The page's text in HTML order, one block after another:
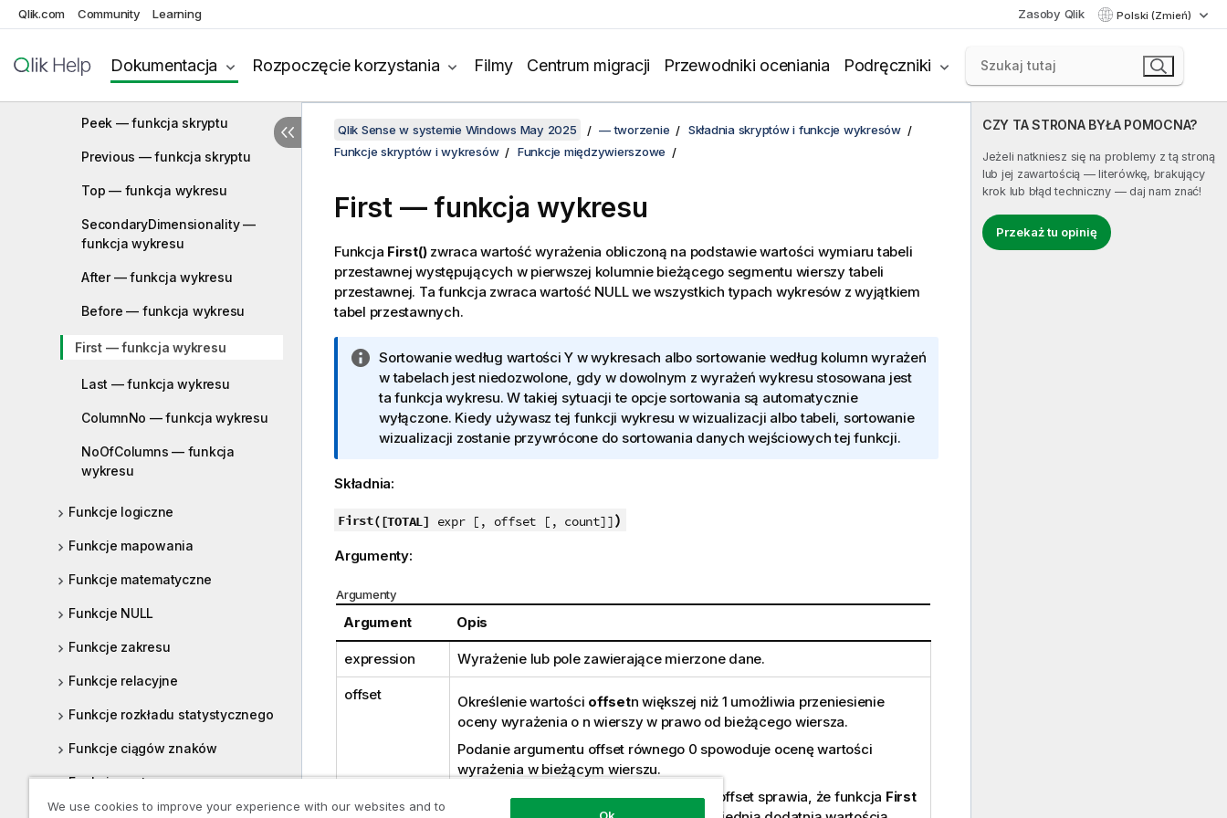
Qlik.com Community Learning Zasoby Qlik Polski (Zmień)
Dokumentacja Rozpoczęcie korzystania Filmy Centrum migracji Przewodniki oceniania Podręczniki
skryptu i funkcja wykresu
Peek — funkcja skryptu
Previous — funkcja skryptu
Top — funkcja wykresu
SecondaryDimensionality —
funkcja wykresu
After — funkcja wykresu
Before — funkcja wykresu
First — funkcja wykresu
Last — funkcja wykresu
ColumnNo — funkcja wykresu
NoOfColumns — funkcja
wykresu
Funkcje logiczne
Funkcje mapowania
Funkcje matematyczne
Funkcje NULL
Funkcje zakresu
Funkcje relacyjne
Funkcje rozkładu statystycznego
Funkcje ciągów znaków
Funkcje systemowe
CZY TA STRONA BYŁA POMOCNA?
Jeżeli natkniesz się na problemy z tą stroną
lub jej zawartością — literówkę, brakujący
krok lub błąd techniczny — daj nam znać!
Przekaż tu opinię
Qlik Sense w systemie Windows May 2025 — tworzenie
Składnia skryptów i funkcje wykresów
Funkcje skryptów i wykresów
Funkcje międzywierszowe
First — funkcja wykresu
Funkcja First()zwraca wartość wyrażenia obliczoną na podstawie wartości wymiaru tabeli
przestawnej występujących w pierwszej kolumnie bieżącego segmentu wierszy tabeli
przestawnej. Ta funkcja zwraca wartość NULLwe wszystkich typach wykresów z wyjątkiem
tabel przestawnych.
I
n
f
o
r
a
j
Sortowanie według wartości Y w wykresach albo sortowanie według kolumn wyrażeń
w tabelach jest niedozwolone, gdy w dowolnym z wyrażeń wykresu stosowana jest
ta funkcja wykresu. W takiej sytuacji te opcje sortowania są automatycznie
wyłączone. Kiedy używasz tej funkcji wykresu w wizualizacji albo tabeli, sortowanie
wizualizacji zostanie przywrócone do sortowania danych wejściowych tej funkcji.
Składnia:
First([TOTAL] expr [, offset [, count]])
Argumenty:
Argumenty
Argument Opis
expression Wyrażenie lub pole zawierające mierzone dane.
offset Określenie wartości offsetn większej niż 1 umożliwia przeniesienie
oceny wyrażenia o n wierszy w prawo od bieżącego wiersza.
Podanie argumentu offset równego 0 spowoduje ocenę wartości
wyrażenia w bieżącym wierszu.
Określenie ujemnej wartości argumentu offset sprawia, że funkcja First
We use cookies to improve your experience with our websites and to